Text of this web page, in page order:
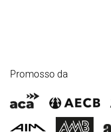
Promosso da